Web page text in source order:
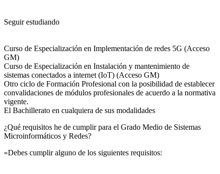
Seguir estudiando
Curso de Especialización en Implementación de redes 5G (Acceso
GM)
Curso de Especialización en Instalación y mantenimiento de
sistemas conectados a internet (IoT) (Acceso GM)
Otro ciclo de Formación Profesional con la posibilidad de establecer
convalidaciones de módulos profesionales de acuerdo a la normativa
vigente.
El Bachillerato en cualquiera de sus modalidades
¿Qué requisitos he de cumplir para el Grado Medio de Sistemas
Microinformáticos y Redes?
«Debes cumplir alguno de los siguientes requisitos: